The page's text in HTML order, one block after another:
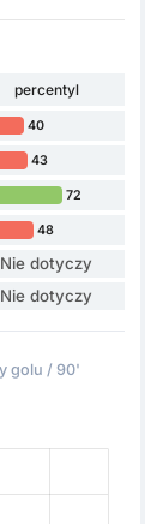
percentyl
40
43
72
48
Nie dotyczy
Nie dotyczy
golu / 90'